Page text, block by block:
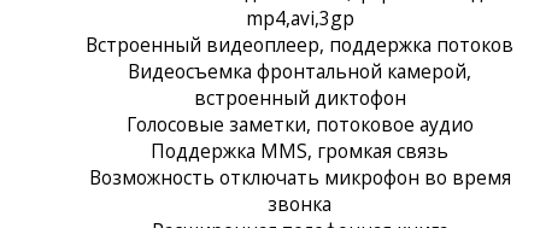
mp4,avi,3gp
Встроенный видеоплеер, поддержка потоков
Видеосъемка фронтальной камерой,
встроенный диктофон
Голосовые заметки, потоковое аудио
Поддержка MMS, громкая связь
Возможность отключать микрофон во время
звонка